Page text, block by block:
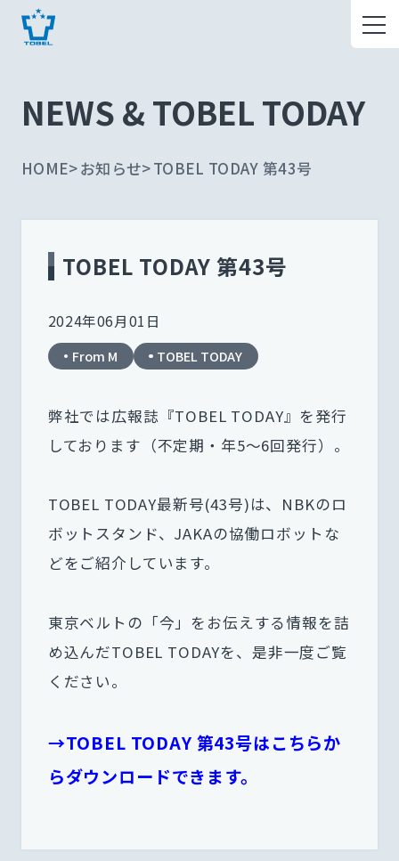
NEWS & TOBEL TODAY
HOME お知らせ TOBEL TODAY 第43号
TOBEL TODAY 第43号
2024年06月01日
From M TOBEL TODAY
弊社では広報誌『TOBEL TODAY』を発行
しております（不定期・年5～6回発行）。
TOBEL TODAY最新号(43号)は、NBKのロ
ボットスタンド、JAKAの協働ロボットな
どをご紹介しています。
東京ベルトの「今」をお伝えする情報を詰
め込んだTOBEL TODAYを、是非一度ご覧
ください。
→TOBEL TODAY 第43号はこちらか
らダウンロードできます。